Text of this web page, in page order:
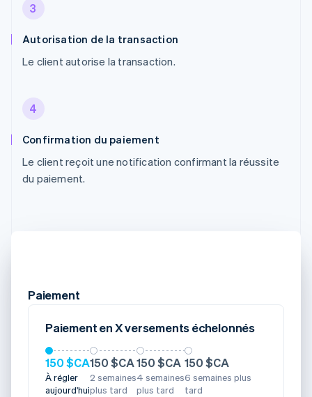
3
Autorisation de la transaction
Le client autorise la transaction.
4
Confirmation du paiement
Le client reçoit une notification confirmant la réussite
du paiement.
Paiement
Paiement en X versements échelonnés
150 $CA
À régler
aujourd'hui
150 $CA
2 semaines
plus tard
150 $CA
4 semaines
plus tard
150 $CA
6 semaines plus
tard